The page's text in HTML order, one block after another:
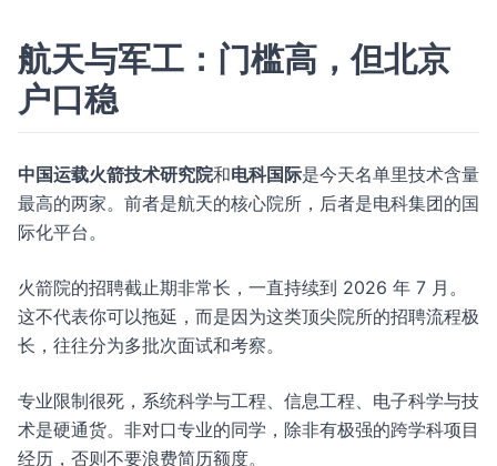
航天与军工：门槛高，但北京
户口稳
中国运载火箭技术研究院和电科国际是今天名单里技术含量
最高的两家。前者是航天的核心院所，后者是电科集团的国
际化平台。
火箭院的招聘截止期非常长，一直持续到 2026 年 7 月。
这不代表你可以拖延，而是因为这类顶尖院所的招聘流程极
长，往往分为多批次面试和考察。
专业限制很死，系统科学与工程、信息工程、电子科学与技
术是硬通货。非对口专业的同学，除非有极强的跨学科项目
经历，否则不要浪费简历额度。